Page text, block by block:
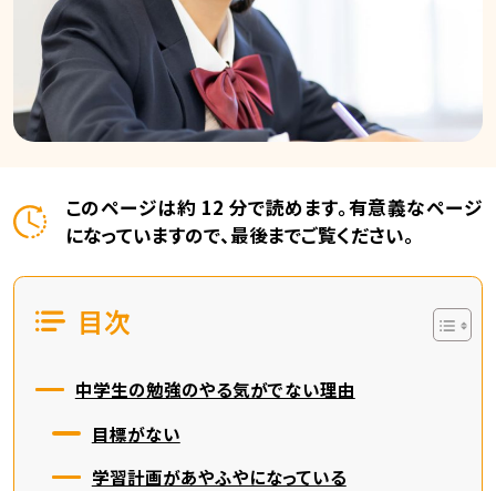
このページは約 12 分で読めます。有意義なページ
になっていますので、最後までご覧ください。
目次
中学生の勉強のやる気がでない理由
目標がない
学習計画があやふやになっている